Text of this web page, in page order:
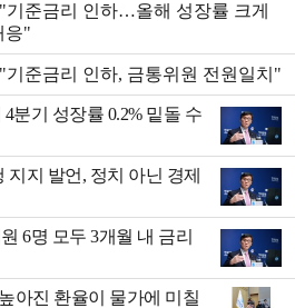
준금리 인하…올해 성장률 크게
응"
준금리 인하, 금통위원 전원일치"
분기 성장률 0.2% 밑돌 수
지 발언, 정치 아닌 경제
6명 모두 3개월 내 금리
아진 환율이 물가에 미칠